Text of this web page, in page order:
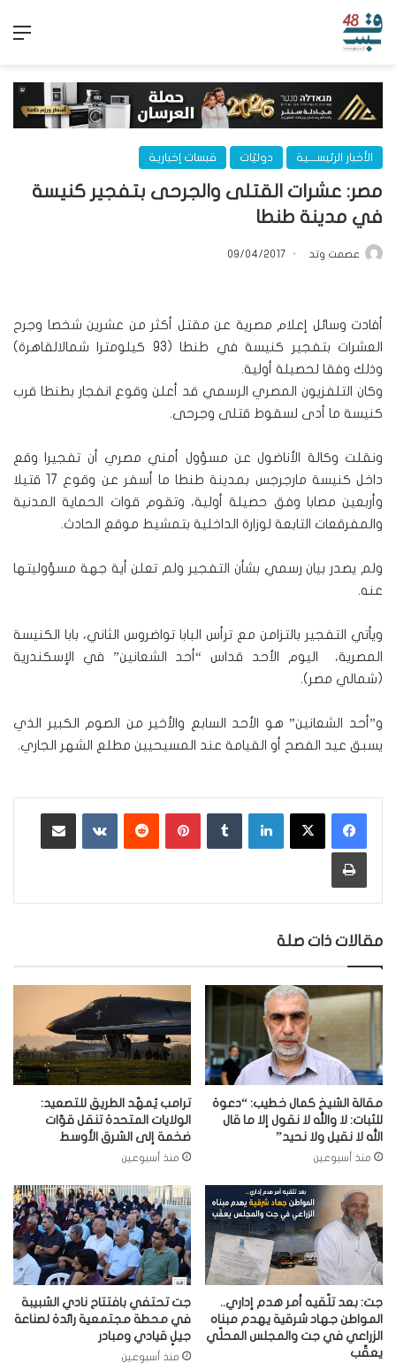
الأخبار الرئيســـية دوليّات قبسات إخبارية
مصر: عشرات القتلى والجرحى بتفجير كنيسة
في مدينة طنطا
عصمت وتد 09/04/2017
أفادت وسائل إعلام مصرية عن مقتل أكثر من عشرين شخصا وجرح
العشرات بتفجير كنيسة في طنطا (93 كيلومترا شمالالقاهرة)
وذلك وفقا لحصيلة أولية.
وكان التلفزيون المصري الرسمي قد أعلن وقوع انفجار بطنطا قرب
كنيسة ما أدى لسقوط قتلى وجرحى.
ونقلت وكالة الأناضول عن مسؤول أمني مصري أن تفجيرا وقع
داخل كنيسة مارجرجس بمدينة طنطا ما أسفر عن وقوع 17 قتيلا
وأربعين مصابا وفق حصيلة أولية، وتقوم قوات الحماية المدنية
والمفرقعات التابعة لوزارة الداخلية بتمشيط موقع الحادث.
ولم يصدر بيان رسمي بشأن التفجير ولم تعلن أية جهة مسؤوليتها
عنه.
ويأتي التفجير بالتزامن مع ترأس البابا تواضروس الثاني، بابا الكنيسة
المصرية، اليوم الأحد قداس “أحد الشعانين” في الإسكندرية
(شمالي مصر).
و”أحد الشعانين” هو الأحد السابع والأخير من الصوم الكبير الذي
يسبق عيد الفصح أو القيامة عند المسيحيين مطلع الشهر الجاري.
لينكدإن بينتيريست ‏VKontakte
طباعة
مقالات ذات صلة
مقالة الشيخ كمال خطيب: “دعوة
للثبات: لا والله لا نقول إلا ما قال
الله لا نقيل ولا نحيد”
منذ أسبوعين
ترامب يُمهّد الطريق للتصعيد:
الولايات المتحدة تنقل قوّات
ضخمة إلى الشرق الأوسط
منذ أسبوعين
جت: بعد تلّقيه أمر هدم إداري..
المواطن جهاد شرقية يهدم مبناه
الزراعي في جت والمجلس المحلّي
يعقّب
جت تحتفي بافتتاح نادي الشبيبة
في محطة مجتمعية رائدة لصناعة
جيلٍ قيادي ومبادر
منذ أسبوعين